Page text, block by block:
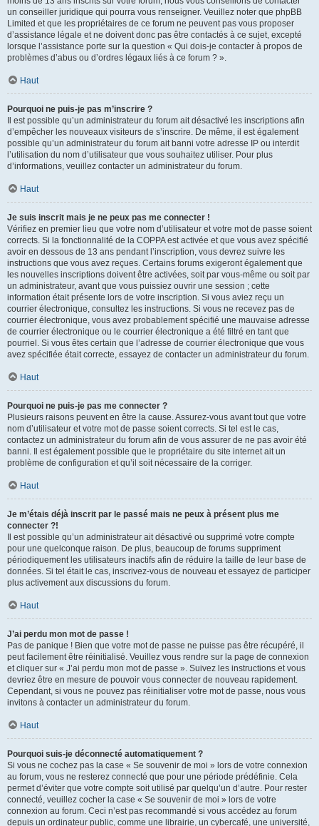
un conseiller juridique qui pourra vous renseigner. Veuillez noter que phpBB
Limited et que les propriétaires de ce forum ne peuvent pas vous proposer
d’assistance légale et ne doivent donc pas être contactés à ce sujet, excepté
lorsque l’assistance porte sur la question « Qui dois-je contacter à propos de
problèmes d’abus ou d’ordres légaux liés à ce forum ? ».
Haut
Pourquoi ne puis-je pas m’inscrire ?
Il est possible qu’un administrateur du forum ait désactivé les inscriptions afin
d’empêcher les nouveaux visiteurs de s’inscrire. De même, il est également
possible qu’un administrateur du forum ait banni votre adresse IP ou interdit
l’utilisation du nom d’utilisateur que vous souhaitez utiliser. Pour plus
d’informations, veuillez contacter un administrateur du forum.
Haut
Je suis inscrit mais je ne peux pas me connecter !
Vérifiez en premier lieu que votre nom d’utilisateur et votre mot de passe soient
corrects. Si la fonctionnalité de la COPPA est activée et que vous avez spécifié
avoir en dessous de 13 ans pendant l’inscription, vous devrez suivre les
instructions que vous avez reçues. Certains forums exigeront également que
les nouvelles inscriptions doivent être activées, soit par vous-même ou soit par
un administrateur, avant que vous puissiez ouvrir une session ; cette
information était présente lors de votre inscription. Si vous aviez reçu un
courrier électronique, consultez les instructions. Si vous ne recevez pas de
courrier électronique, vous avez probablement spécifié une mauvaise adresse
de courrier électronique ou le courrier électronique a été filtré en tant que
pourriel. Si vous êtes certain que l’adresse de courrier électronique que vous
avez spécifiée était correcte, essayez de contacter un administrateur du forum.
Haut
Pourquoi ne puis-je pas me connecter ?
Plusieurs raisons peuvent en être la cause. Assurez-vous avant tout que votre
nom d’utilisateur et votre mot de passe soient corrects. Si tel est le cas,
contactez un administrateur du forum afin de vous assurer de ne pas avoir été
banni. Il est également possible que le propriétaire du site internet ait un
problème de configuration et qu’il soit nécessaire de la corriger.
Haut
Je m’étais déjà inscrit par le passé mais ne peux à présent plus me
connecter ?!
Il est possible qu’un administrateur ait désactivé ou supprimé votre compte
pour une quelconque raison. De plus, beaucoup de forums suppriment
périodiquement les utilisateurs inactifs afin de réduire la taille de leur base de
données. Si tel était le cas, inscrivez-vous de nouveau et essayez de participer
plus activement aux discussions du forum.
Haut
J’ai perdu mon mot de passe !
Pas de panique ! Bien que votre mot de passe ne puisse pas être récupéré, il
peut facilement être réinitialisé. Veuillez vous rendre sur la page de connexion
et cliquer sur « J’ai perdu mon mot de passe ». Suivez les instructions et vous
devriez être en mesure de pouvoir vous connecter de nouveau rapidement.
Cependant, si vous ne pouvez pas réinitialiser votre mot de passe, nous vous
invitons à contacter un administrateur du forum.
Haut
Pourquoi suis-je déconnecté automatiquement ?
Si vous ne cochez pas la case « Se souvenir de moi » lors de votre connexion
au forum, vous ne resterez connecté que pour une période prédéfinie. Cela
permet d’éviter que votre compte soit utilisé par quelqu’un d’autre. Pour rester
connecté, veuillez cocher la case « Se souvenir de moi » lors de votre
connexion au forum. Ceci n’est pas recommandé si vous accédez au forum
depuis un ordinateur public, comme une librairie, un cybercafé, une université,